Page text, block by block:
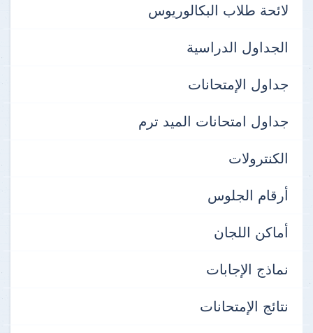
لائحة طلاب البكالوريوس
الجداول الدراسية
جداول الإمتحانات
جداول امتحانات الميد ترم
الكنترولات
أرقام الجلوس
أماكن اللجان
نماذج الإجابات
نتائج الإمتحانات